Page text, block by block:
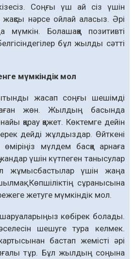
Соңғы үш ай сіз үшін
нәрсе ойлай аласыз. Әрі
Болашаққа позитивті
бұл жылды сәтті
мүмкіндік мол
жасап соңғы шешімді
жөн. Жылдың басында
қарау қажет. Көктемге дейін
дейді жұлдыздар. Өйткені
мүлдем басқа арнаға
үшін күтпеген танысулар
жұмысбастылар үшін жаңа
Көпшіліктің сұранысына
жетуге мүмкіндік мол.
көбірек болады.
шешуге тура келмек.
бас­тап жемісті әрі
тұр. Бұл жылдың соңына